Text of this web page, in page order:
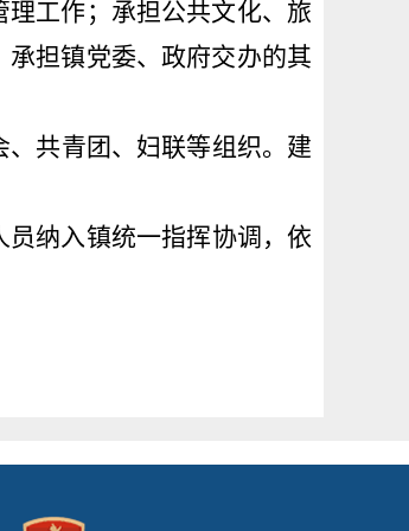
工作； 承担公共文化、旅
承担镇党委、政府交办的其
共青团、妇联等组织。建
员纳入镇统一指挥协调，依